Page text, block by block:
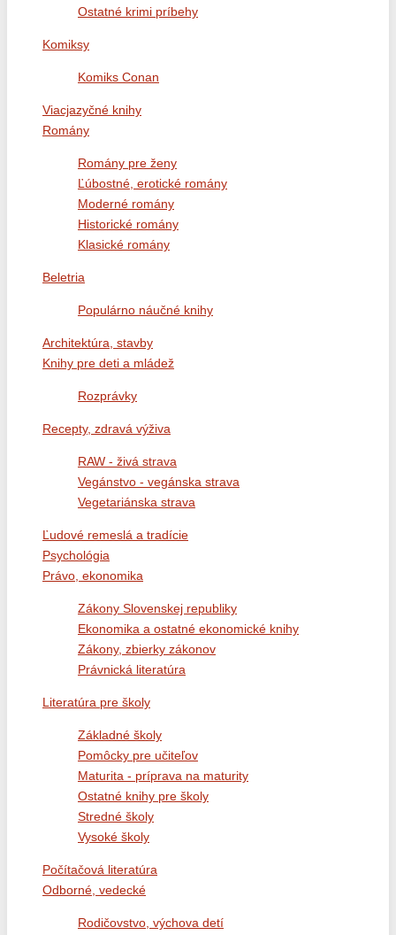
Ostatné krimi príbehy
Komiksy
Komiks Conan
Viacjazyčné knihy
Romány
Romány pre ženy
Ľúbostné, erotické romány
Moderné romány
Historické romány
Klasické romány
Beletria
Populárno náučné knihy
Architektúra, stavby
Knihy pre deti a mládež
Rozprávky
Recepty, zdravá výživa
RAW - živá strava
Vegánstvo - vegánska strava
Vegetariánska strava
Ľudové remeslá a tradície
Psychológia
Právo, ekonomika
Zákony Slovenskej republiky
Ekonomika a ostatné ekonomické knihy
Zákony, zbierky zákonov
Právnická literatúra
Literatúra pre školy
Základné školy
Pomôcky pre učiteľov
Maturita - príprava na maturity
Ostatné knihy pre školy
Stredné školy
Vysoké školy
Počítačová literatúra
Odborné, vedecké
Rodičovstvo, výchova detí